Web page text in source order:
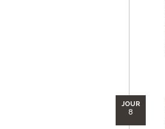
JOUR
8